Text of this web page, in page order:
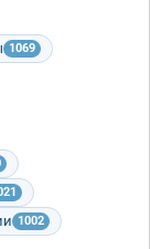
1069
1002